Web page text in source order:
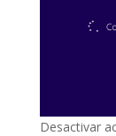
Desactivar